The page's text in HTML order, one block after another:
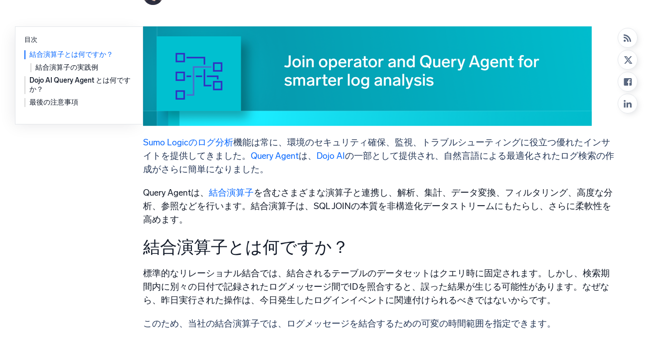
強力なログ可視化でクラウドセキュリティを解放
強力な統合 信頼され、認定済み
目次
結合演算子とは何ですか？
結合演算子の実践例
Dojo AI Query Agent とは何です
か？
最後の注意事項
Sumo Logicのログ分析機能は常に、環境のセキュリティ確保、監視、トラブルシューティングに役立つ優れたインサ
イトを提供してきました。 Query Agentは、 Dojo AIの一部として提供され、自然言語による最適化されたログ検索の作
成がさらに簡単になりました。
Query Agentは、 結合演算子を含むさまざまな演算子と連携し、解析、集計、データ変換、フィルタリング、高度な分
析、参照などを行います。結合演算子は、SQL JOINの本質を非構造化データストリームにもたらし、さらに柔軟性を
高めます。
結合演算子とは何ですか？
標準的なリレーショナル結合では、結合されるテーブルのデータセットはクエリ時に固定されます。しかし、検索期
間内に別々の日付で記録されたログメッセージ間でIDを照合すると、誤った結果が生じる可能性があります。なぜな
ら、昨日実行された操作は、今日発生したログインイベントに関連付けられるべきではないからです。
このため、当社の結合演算子では、ログメッセージを結合するための可変の時間範囲を指定できます。